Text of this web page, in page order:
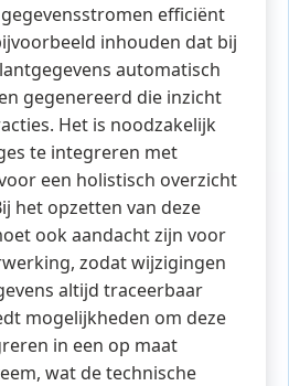
efficiënt
inhouden dat bij
automatisch
gegenereerd die inzicht
Het is noodzakelijk
te integreren met
een holistisch overzicht
het opzetten van deze
ook aandacht zijn voor
zodat wijzigingen
altijd traceerbaar
mogelijkheden om deze
in een op maat
wat de technische